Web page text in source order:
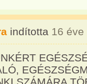
indította 16 éve